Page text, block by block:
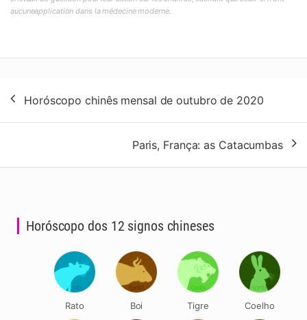
aucuneapplication dans la médecine moderne.
de
artigos
Horóscopo chinês mensal de outubro de 2020
Paris, França: as Catacumbas
Horóscopo dos 12 signos chineses
Rato Boi Tigre Coelho